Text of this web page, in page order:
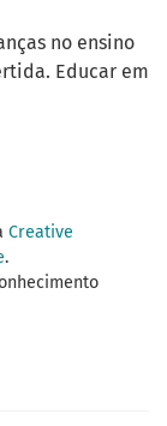
no ensino
Educar em
Creative
.